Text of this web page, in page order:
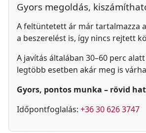
Gyors megoldás,
A feltüntetett ár már tartalmazza
a beszerelést is, így nincs rejtett
A javítás általában 30–60 perc
legtöbb esetben akár meg is
Gyors, pontos munka – rövid
Időpontfoglalás: +36 30 626 3747